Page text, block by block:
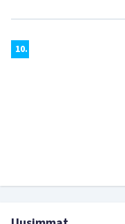
10.